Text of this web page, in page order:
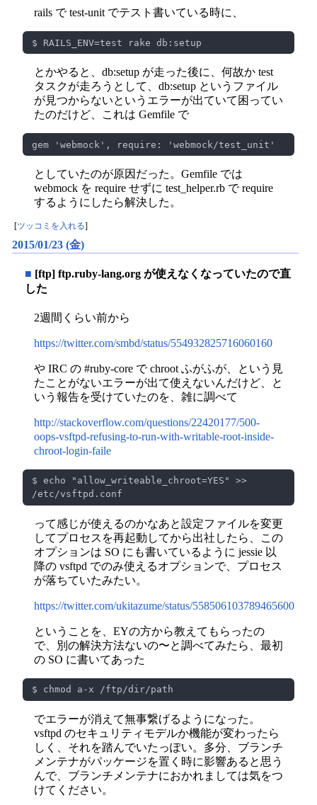
rails で test-unit でテスト書いている時に、
とかやると、db:setup が走った後に、何故か test
タスクが走ろうとして、db:setup というファイル
が見つからないというエラーが出ていて困ってい
たのだけど、これは Gemfile で
としていたのが原因だった。Gemfile では
webmock を require せずに test_helper.rb で require
するようにしたら解決した。
ツッコミを入れる
2015/01/23 (金)
■ [ftp] ftp.ruby-lang.org が使えなくなっていたので直
した
2週間くらい前から
https://twitter.com/smbd/status/554932825716060160
や IRC の #ruby-core で chroot ふがふが、という見
たことがないエラーが出て使えないんだけど、と
いう報告を受けていたのを、雑に調べて
http://stackoverflow.com/questions/22420177/500-
oops-vsftpd-refusing-to-run-with-writable-root-inside-
chroot-login-faile
$ echo "allow_writeable_chroot=YES" >>
って感じが使えるのかなあと設定ファイルを変更
してプロセスを再起動してから出社したら、この
オプションは SO にも書いているように jessie 以
降の vsftpd でのみ使えるオプションで、プロセス
が落ちていたみたい。
https://twitter.com/ukitazume/status/558506103789465600
ということを、EYの方から教えてもらったの
で、別の解決方法ないの〜と調べてみたら、最初
の SO に書いてあった
でエラーが消えて無事繋げるようになった。
vsftpd のセキュリティモデルか機能が変わったら
しく、それを踏んでいたっぽい。多分、ブランチ
メンテナがパッケージを置く時に影響あると思う
んで、ブランチメンテナにおかれましては気をつ
けてください。